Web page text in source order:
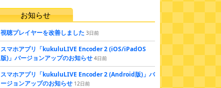
お知らせ
視聴プレイヤーを改善しました 3日前
スマホアプリ「kukuluLIVE Encoder 2 (iOS/iPadOS
版)」バージョンアップのお知らせ 4日前
スマホアプリ「kukuluLIVE Encoder 2 (Android版)」バ
ージョンアップのお知らせ 12日前